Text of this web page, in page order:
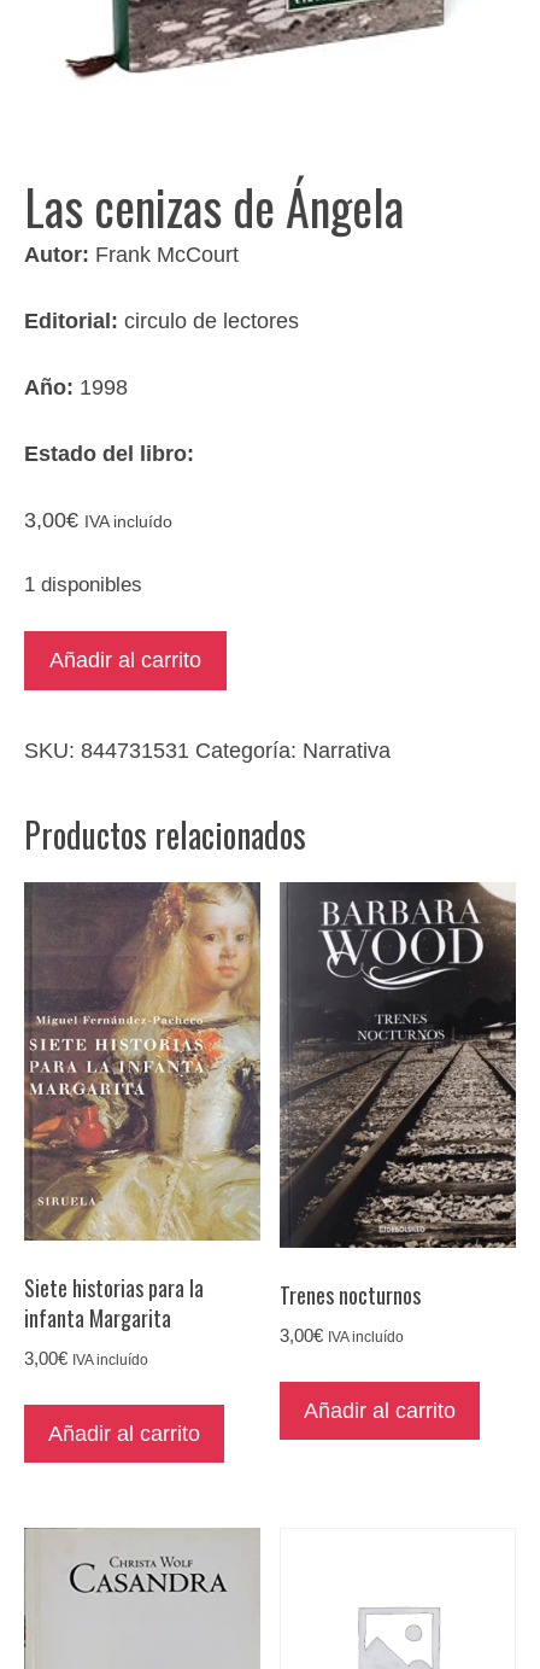
Las cenizas de Ángela
Autor: Frank McCourt
Editorial: circulo de lectores
Año: 1998
Estado del libro:
3,00€ IVA incluído
1 disponibles
Ángela
Añadir al carrito
SKU: 844731531 Categoría: Narrativa
Productos relacionados
Siete historias para la
infanta Margarita
3,00€ IVA incluído
Añadir al carrito
Trenes nocturnos
3,00€ IVA incluído
Añadir al carrito